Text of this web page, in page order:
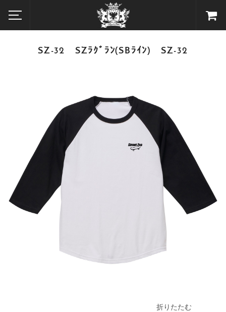
SZ-32 SZﾗｸﾞﾗﾝ(SBﾗｲﾝ) SZ-32
折りたたむ